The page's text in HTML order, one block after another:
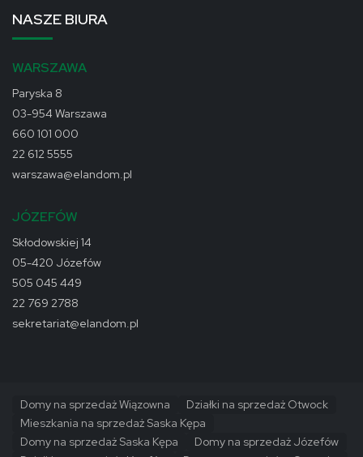
NASZE BIURA
WARSZAWA
Paryska 8
03-954 Warszawa
660 101 000
22 612 5555
warszawa@elandom.pl
JÓZEFÓW
Skłodowskiej 14
05-420 Józefów
505 045 449
22 769 2788
sekretariat@elandom.pl
Domy na sprzedaż Wiązowna
Działki na sprzedaż Otwock
Mieszkania na sprzedaż Saska Kępa
Domy na sprzedaż Saska Kępa
Domy na sprzedaż Józefów